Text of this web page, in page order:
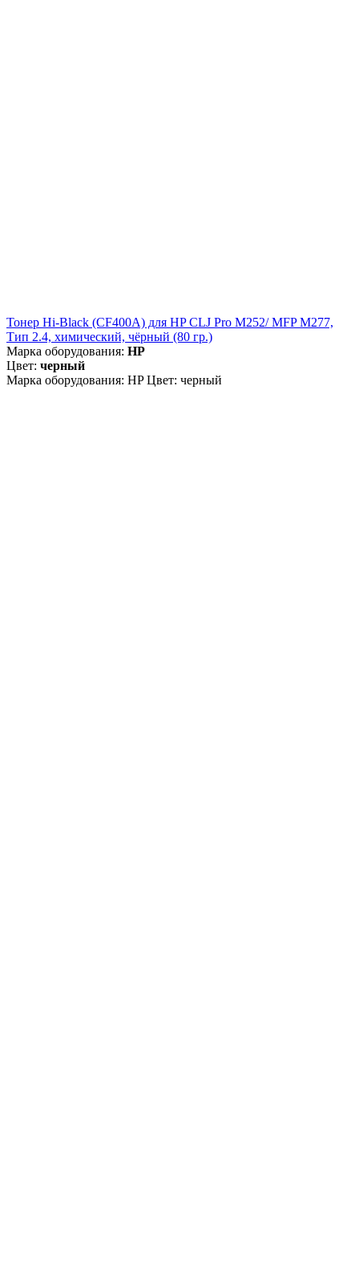
Тонер Hi-Black (CF400A) для HP CLJ Pro M252/ MFP M277,
Тип 2.4, химический, чёрный (80 гр.)
Марка оборудования: HP
Цвет: черный
Марка оборудования: HP Цвет: черный